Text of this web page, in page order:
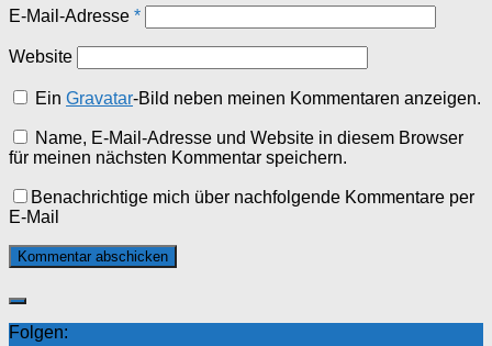
E-Mail-Adresse *
Website
EinGravatar-Bild neben meinen Kommentaren anzeigen.
Name, E-Mail-Adresse und Website in diesem Browser
für meinen nächsten Kommentar speichern.
Benachrichtige mich über nachfolgende Kommentare per
E-Mail
Folgen: